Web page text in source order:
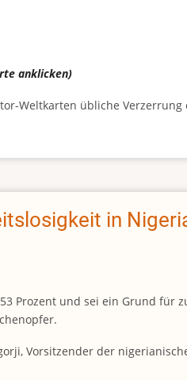
anklicken)
Weltkarten übliche
in
Prozent und sei ein Grund für
Vorsitzender der